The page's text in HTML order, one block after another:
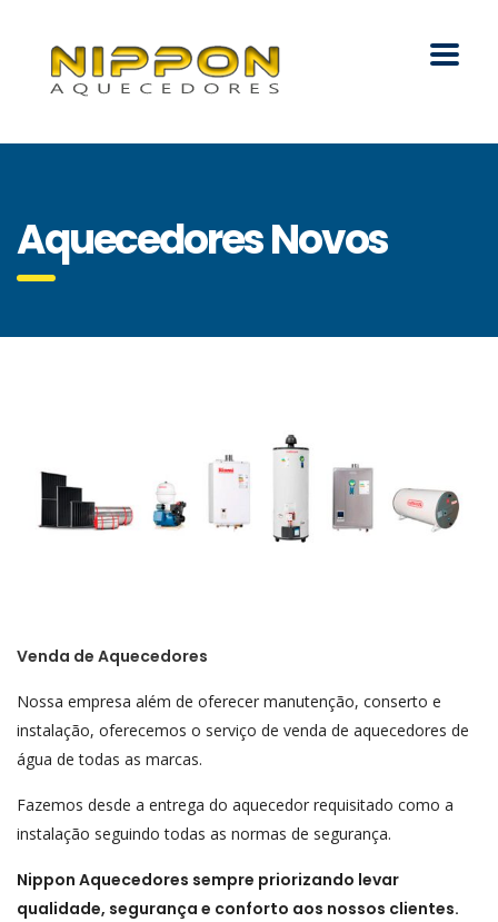
Aquecedores Novos
Venda de Aquecedores
Nossa empresa além de oferecer manutenção, conserto e
instalação, oferecemos o serviço de venda de aquecedores de
água de todas as marcas.
Fazemos desde a entrega do aquecedor requisitado como a
instalação seguindo todas as normas de segurança.
Nippon Aquecedores sempre priorizando levar
qualidade, segurança e conforto aos nossos clientes.